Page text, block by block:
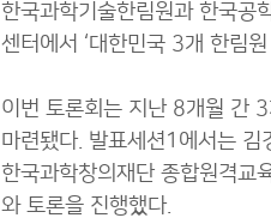
한국과학기술한림원과 한국공
센터에서 ‘대한민국 3개 한림
이번 토론회는 지난 8개월 간
마련됐다. 발표세션1에서는
한국과학창의재단 종합원격
와 토론을 진행했다.